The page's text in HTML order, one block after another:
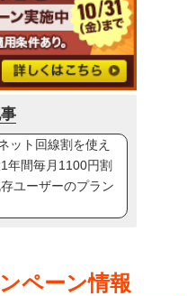
ット回線割を使え
年間毎月1100円割
ユーザーのプラン
ペーン情報